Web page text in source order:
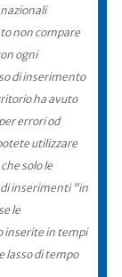
non compare
ogni
di inserimento
ha avuto
errori od
utilizzare
solo le
inserimenti "in
le
inserite in tempi
lasso di tempo